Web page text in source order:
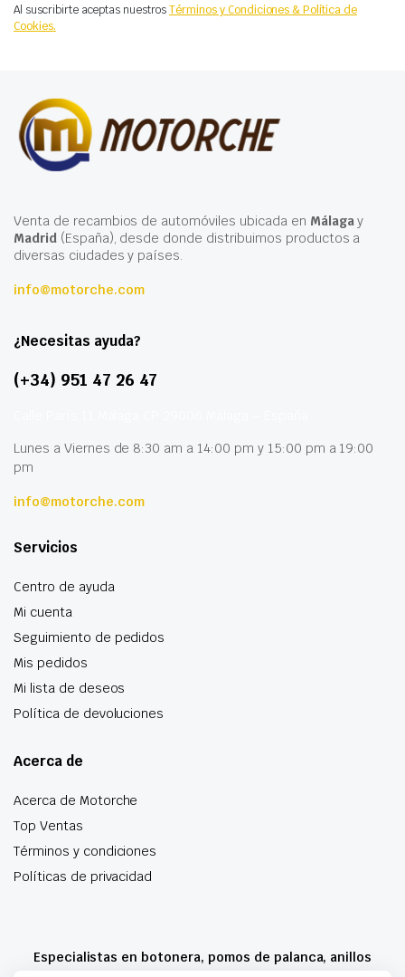
Al suscribirte aceptas nuestrosTérminos y Condiciones & Política de
Cookies.
Venta de recambios de automóviles ubicada en Málagay
Madrid(España), desde donde distribuimos productos a
diversas ciudades y países.
info@motorche.com
¿Necesitas ayuda?
(+34) 951 47 26 47
Lunes a Viernes de 8:30 am a 14:00 pm y 15:00 pm a 19:00
pm
info@motorche.com
Servicios
Centro de ayuda
Mi cuenta
Seguimiento de pedidos
Mis pedidos
Mi lista de deseos
Política de devoluciones
Acerca de
Acerca de Motorche
Top Ventas
Términos y condiciones
Políticas de privacidad
Especialistas en botonera, pomos de palanca, anillos